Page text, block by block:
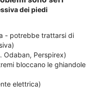
dei piedi
- potrebbe trattarsi di
Odaban, Perspirex)
bloccano le ghiandole
elettrica)